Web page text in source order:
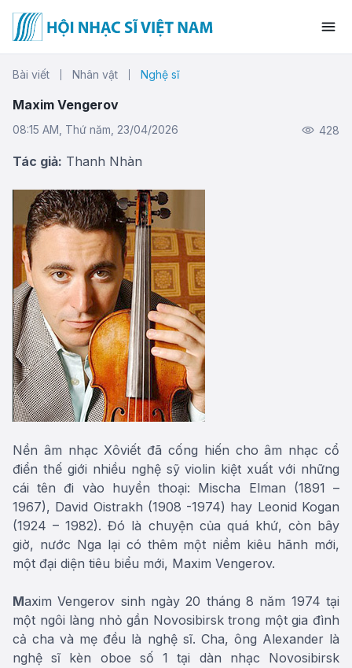
Bài viết Nhân vật Nghệ sĩ
Maxim Vengerov
08:15 AM, Thứ năm, 23/04/2026 428
Tác giả: Thanh Nhàn
Nền âm nhạc Xôviết đã cống hiến cho âm nhạc cổ
điển thế giới nhiều nghệ sỹ violin kiệt xuất với những
cái tên đi vào huyền thoại: Mischa Elman (1891 –
1967), David Oistrakh (1908 -1974) hay Leonid Kogan
(1924 – 1982). Đó là chuyện của quá khứ, còn bây
giờ, nước Nga lại có thêm một niềm kiêu hãnh mới,
một đại diện tiêu biểu mới, Maxim Vengerov.
Maxim Vengerov sinh ngày 20 tháng 8 năm 1974 tại
một ngôi làng nhỏ gần Novosibirsk trong một gia đình
cả cha và mẹ đều là nghệ sĩ. Cha, ông Alexander là
nghệ sĩ kèn oboe số 1 tại dàn nhạc Novosibirsk